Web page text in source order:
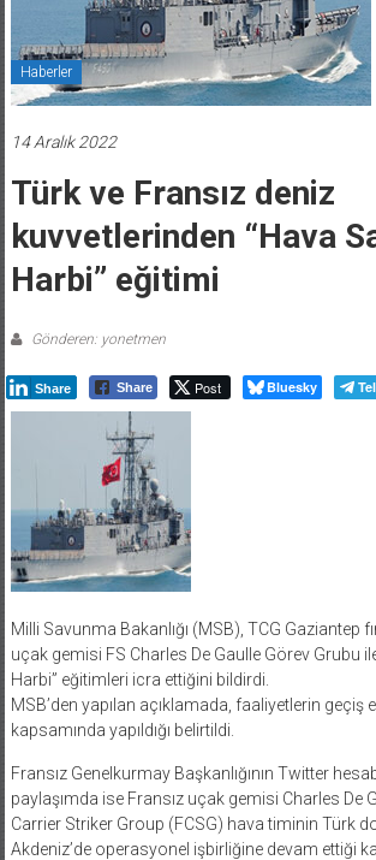
Haberler
14 Aralık 2022
Türk ve Fransız deniz
kuvvetlerinden “Hava
Harbi” eğitimi
Gönderen: yonetmen
Share Share Post Bluesky
Milli Savunma Bakanlığı (MSB), TCG Gaziantep
uçak gemisi FS Charles De Gaulle Görev Grubu
Harbi” eğitimleri icra ettiğini bildirdi.
MSB’den yapılan açıklamada, faaliyetlerin geçiş
kapsamında yapıldığı belirtildi.
Fransız Genelkurmay Başkanlığının Twitter
paylaşımda ise Fransız uçak gemisi Charles De
Carrier Striker Group (FCSG) hava timinin Türk
Akdeniz’de operasyonel işbirliğine devam ettiği